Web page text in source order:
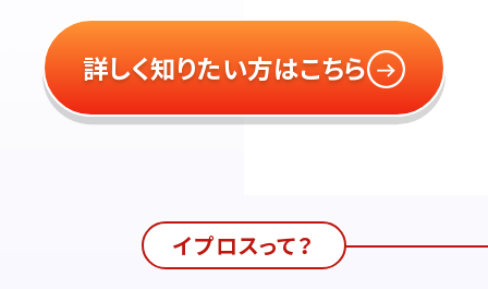
詳しく知りたい方はこちら
イプロスって？